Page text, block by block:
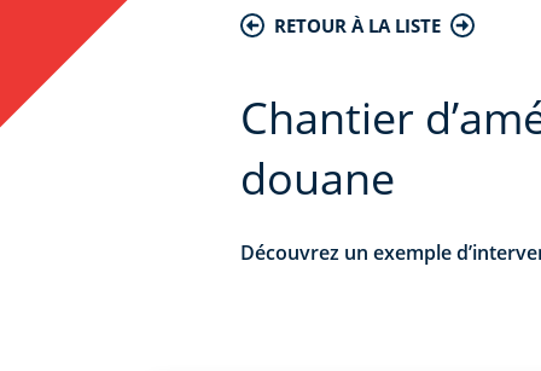
RETOUR À LA LISTE
Chantier
douane
Découvrez un exemple